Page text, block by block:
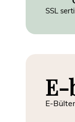
SSL
E-
E-